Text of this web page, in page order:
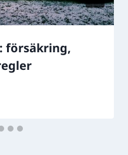
försäkring,